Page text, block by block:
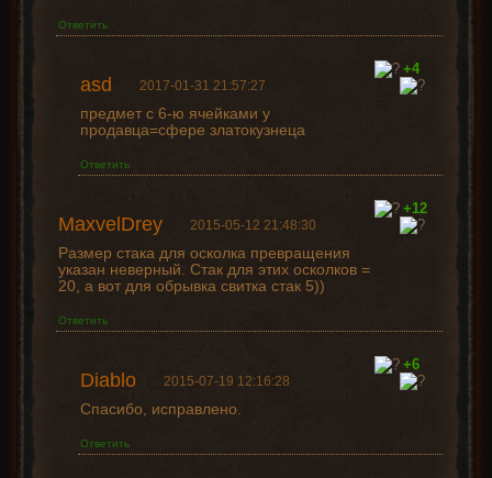
Ответить
asd 2017-01-31 21:57:27
предмет с 6-ю ячейками у
продавца=сфере златокузнеца
Ответить
+4
MaxvelDrey 2015-05-12 21:48:30
Размер стака для осколка превращения
указан неверный. Стак для этих осколков =
20, а вот для обрывка свитка стак 5))
Ответить
+12
Diablo 2015-07-19 12:16:28
Спасибо, исправлено.
Ответить
+6